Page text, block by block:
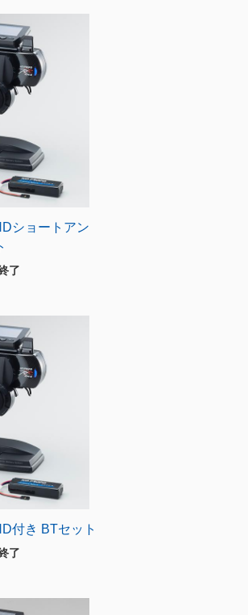
ショートアン
了
付き BTセット
了